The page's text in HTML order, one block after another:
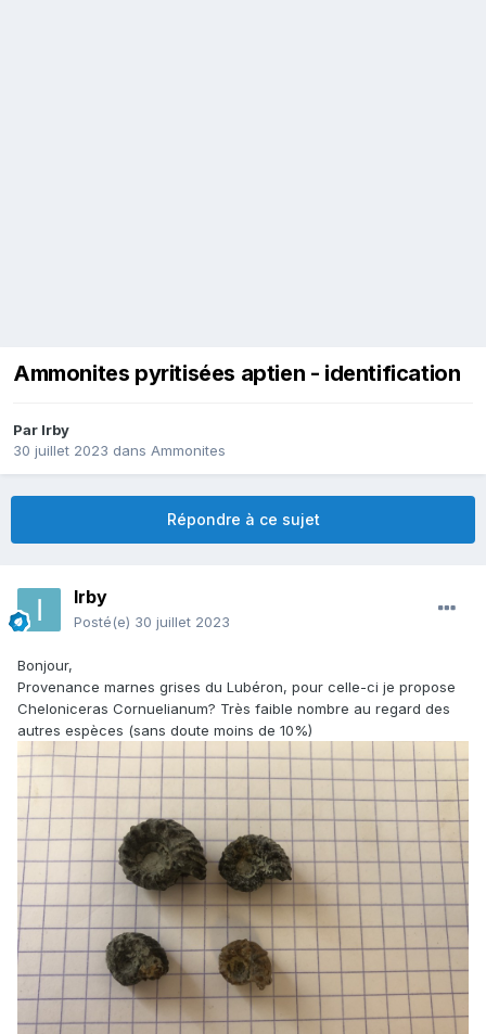
Ammonites pyritisées aptien - identification
Par Irby
30 juillet 2023 dans Ammonites
Répondre à ce sujet
Irby
Posté(e) 30 juillet 2023
Bonjour,
Provenance marnes grises du Lubéron, pour celle-ci je propose
Cheloniceras Cornuelianum? Très faible nombre au regard des
autres espèces (sans doute moins de 10%)